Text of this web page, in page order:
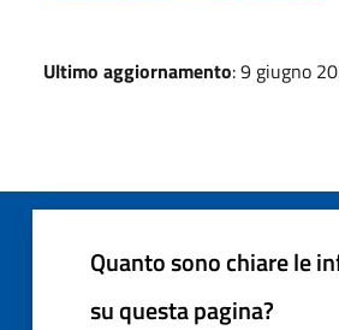
Ultimo aggiornamento: 9 giugno
Quanto sono chiare le
su questa pagina?